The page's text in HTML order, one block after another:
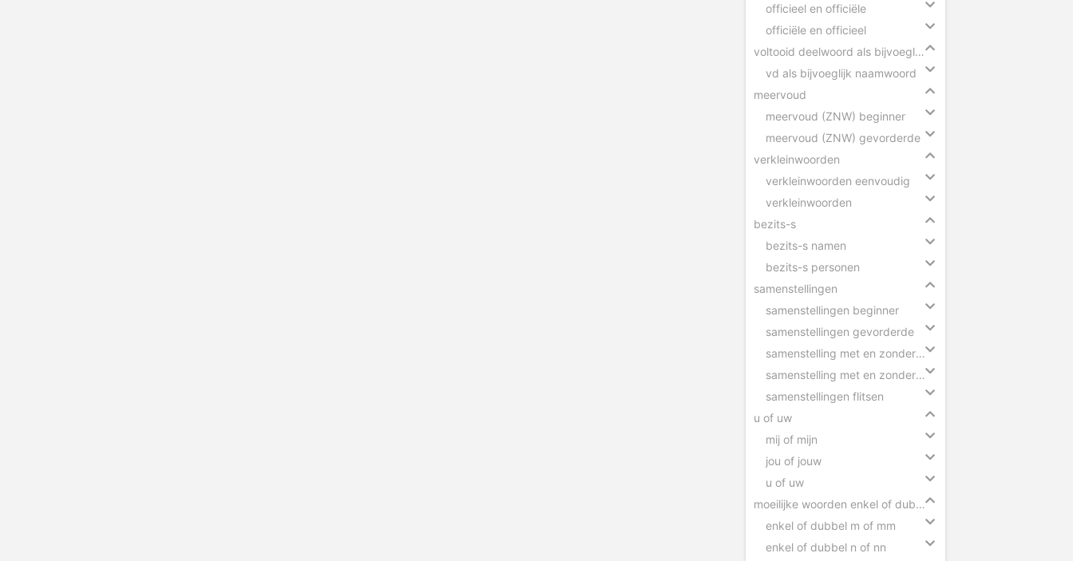
officieel en officiële
officiële en officieel
voltooid deelwoord als bijvoeglijk naamwoord
vd als bijvoeglijk naamwoord
meervoud
meervoud (ZNW) beginner
meervoud (ZNW) gevorderde
verkleinwoorden
verkleinwoorden eenvoudig
verkleinwoorden
bezits-s
bezits-s namen
bezits-s personen
samenstellingen
samenstellingen beginner
samenstellingen gevorderde
samenstelling met en zonder tussen-s
samenstelling met en zonder koppelteken
samenstellingen flitsen
u of uw
mij of mijn
jou of jouw
u of uw
moeilijke woorden enkel of dubbel
enkel of dubbel m of mm
enkel of dubbel n of nn